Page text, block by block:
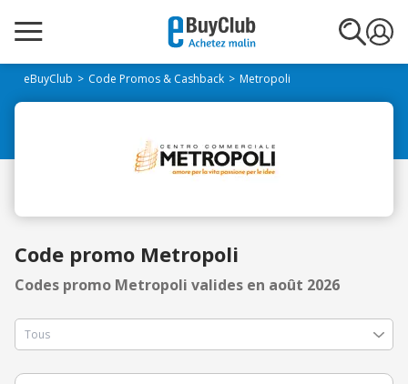
eBuyClub Code Promos & Cashback Metropoli
Code promo Metropoli
Codes promo Metropoli valides en août 2026